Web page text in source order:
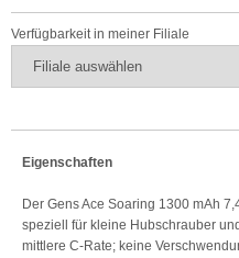
Verfügbarkeit in meiner Filiale
Eigenschaften
Der Gens Ace Soaring 1300 mAh
speziell für kleine Hubschrauber
mittlere C-Rate; keine